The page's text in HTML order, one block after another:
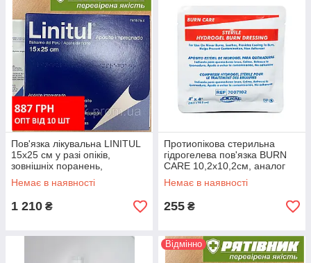
Пов'язка лікувальна LINITUL
15х25 см у разі опіків,
зовнішніх поранень,
пролежнів, трофічних
виразок. ОРИГІНАЛ (СТМ)
Немає в наявності
1 210 ₴
Протиопікова стерильна
гідрогелева пов'язка BURN
CARE 10,2х10,2см, аналог
Burntec/Hartman/HydroTac
(УТА)
Немає в наявності
255 ₴
Відмінно